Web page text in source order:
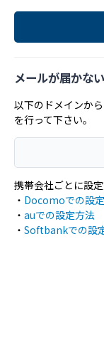
メールが届かな
以下のドメインか
を行って下さい。
携帯会社ごとに設
・ Docomoでの設
・ auでの設定方法
・ Softbankでの設